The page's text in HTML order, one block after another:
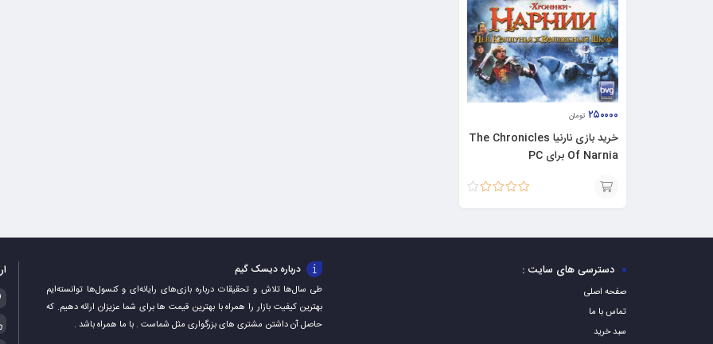
۲۵۰۰۰۰ تومان
خرید بازی نارنیا The Chronicles
Of Narnia برای PC
به
دسترسی های سایت :
صفحه اصلی
تماس با ما
سبد خرید
درباره دیسک گیم
طی سال‌ها تلاش و تحقیقات درباره بازی‌های رایانه‌ای و کنسول‌ها توانسته‌ایم
بهترین کیفیت بازار را همراه با بهترین قیمت ها برای شما عزیزان ارائه دهیم. که
حاصل آن داشتن مشتری های بزرگواری مثل شماست . با ما همراه باشد .